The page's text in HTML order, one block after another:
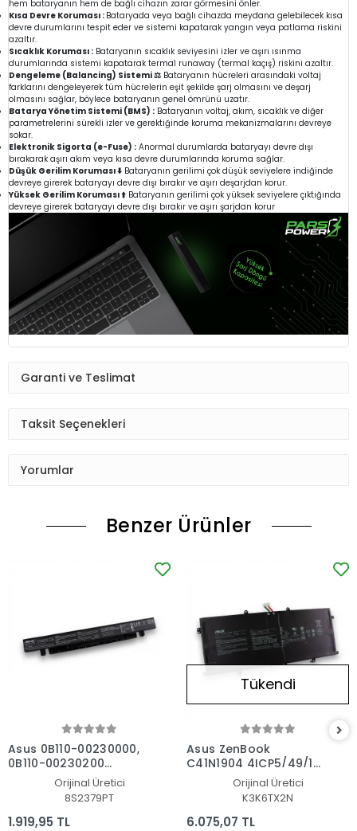
hem bataryanın hem de bağlı cihazın zarar görmesini önler.
Kısa Devre Koruması : Bataryada veya bağlı cihazda meydana gelebilecek kısa
devre durumlarını tespit eder ve sistemi kapatarak yangın veya patlama riskini
azaltır.
Sıcaklık Koruması : Bataryanın sıcaklık seviyesini izler ve aşırı ısınma
durumlarında sistemi kapatarak termal runaway (termal kaçış) riskini azaltır.
Dengeleme (Balancing) Sistemi ⚖️ Bataryanın hücreleri arasındaki voltaj
farklarını dengeleyerek tüm hücrelerin eşit şekilde şarj olmasını ve deşarj
olmasını sağlar, böylece bataryanın genel ömrünü uzatır.
Batarya Yönetim Sistemi (BMS) : Bataryanın voltaj, akım, sıcaklık ve diğer
parametrelerini sürekli izler ve gerektiğinde koruma mekanizmalarını devreye
sokar.
Elektronik Sigorta (e-Fuse) : Anormal durumlarda bataryayı devre dışı
bırakarak aşırı akım veya kısa devre durumlarında koruma sağlar.
Düşük Gerilim Koruması ⬇️ Bataryanın gerilimi çok düşük seviyelere indiğinde
devreye girerek bataryayı devre dışı bırakır ve aşırı deşarjdan korur.
Yüksek Gerilim Koruması ⬆️ Bataryanın gerilimi çok yüksek seviyelere çıktığında
devreye girerek bataryayı devre dışı bırakır ve aşırı şarjdan korur
Garanti ve Teslimat
Taksit Seçenekleri
Yorumlar
Benzer Ürünler
Asus 0B110-00230000,
0B110-00230200
Notebook Batarya - Pil
Orijinal Üretici
8S2379PT
1.919,95 TL
Tükendi
Asus ZenBook
C41N1904 4ICP5/49/121
Batarya - PilOrijinal Üretici
K3K6TX2N
6.075,07 TL